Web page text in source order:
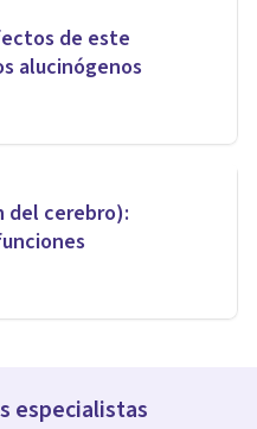
de este
alucinógenos
del cerebro):
especialistas